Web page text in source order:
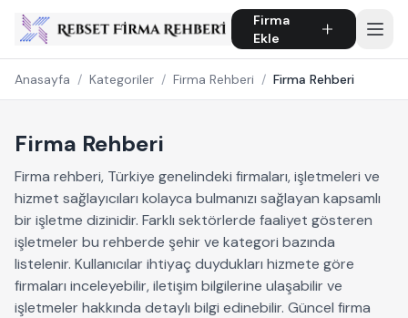
Firma
Ekle
Anasayfa / Kategoriler / Firma Rehberi / Firma Rehberi
Firma Rehberi
Firma rehberi, Türkiye genelindeki firmaları, işletmeleri ve
hizmet sağlayıcıları kolayca bulmanızı sağlayan kapsamlı
bir işletme dizinidir. Farklı sektörlerde faaliyet gösteren
işletmeler bu rehberde şehir ve kategori bazında
listelenir. Kullanıcılar ihtiyaç duydukları hizmete göre
firmaları inceleyebilir, iletişim bilgilerine ulaşabilir ve
işletmeler hakkında detaylı bilgi edinebilir. Güncel firma